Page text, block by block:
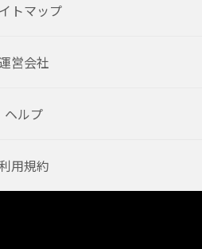
トマップ
営会社
ヘルプ
用規約